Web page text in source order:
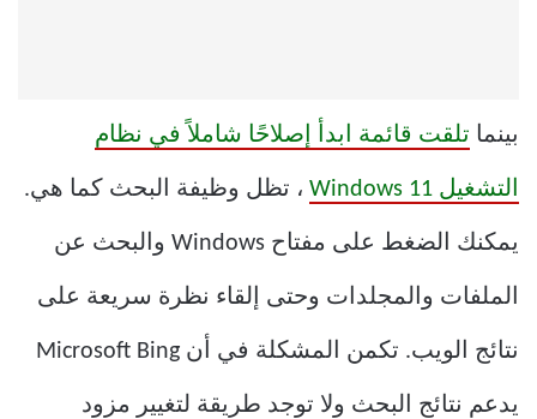
بينما تلقت قائمة ابدأ إصلاحًا شاملاً في نظام
التشغيل Windows 11 ، تظل وظيفة البحث كما هي.
يمكنك الضغط على مفتاح Windows والبحث عن
الملفات والمجلدات وحتى إلقاء نظرة سريعة على
نتائج الويب. تكمن المشكلة في أن Microsoft Bing
يدعم نتائج البحث ولا توجد طريقة لتغيير مزود